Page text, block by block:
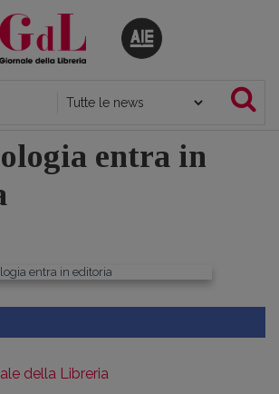
entra in
della Libreria